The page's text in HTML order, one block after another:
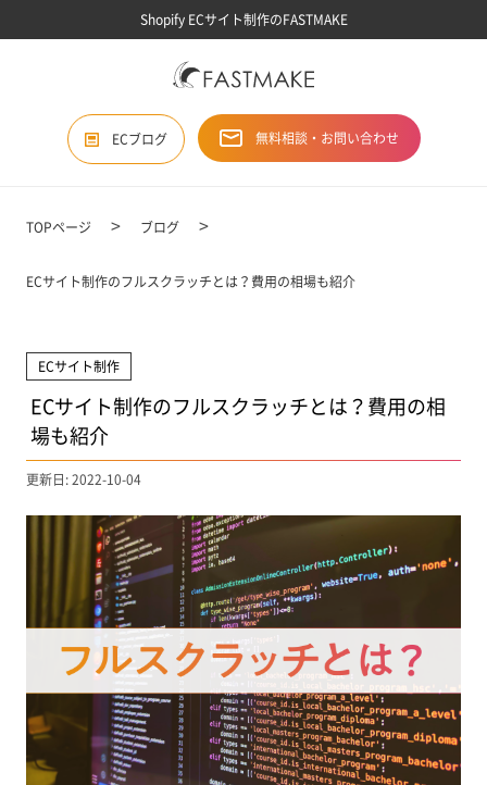
Shopify ECサイト制作のFASTMAKE
ECブログ 無料相談・お問い合わせ
TOPページ ブログ
ECサイト制作のフルスクラッチとは？費用の相場も紹介
ECサイト制作
ECサイト制作のフルスクラッチとは？費用の相
場も紹介
更新日: 2022-10-04